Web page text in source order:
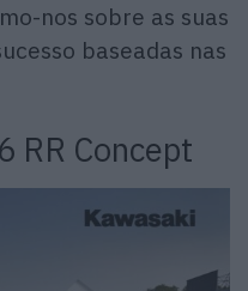
nos sobre as suas
baseadas nas
RR Concept